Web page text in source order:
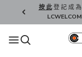
按 此登 記 成 為